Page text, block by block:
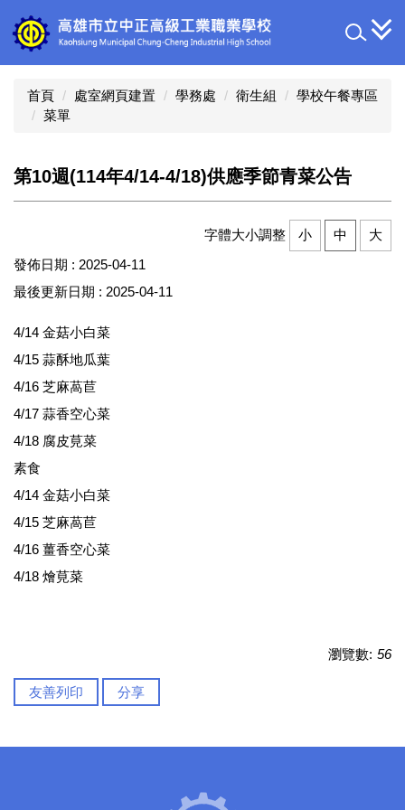
到
主
首頁 處室網頁建置 學務處 衛生組
學校午餐專區
菜單
第10週(114年4/14-4/18)供應季節青菜公告
字體大小調整 小 中
大
發佈日期 : 2025-04-11
最後更新日期 : 2025-04-11
4/14 金菇小白菜
4/15 蒜酥地瓜葉
4/16 芝麻萵苣
4/17 蒜香空心菜
4/18 腐皮莧菜
素食
4/14 金菇小白菜
4/15 芝麻萵苣
4/16 薑香空心菜
4/18 燴莧菜
瀏覽數: 56
友善列印 分享